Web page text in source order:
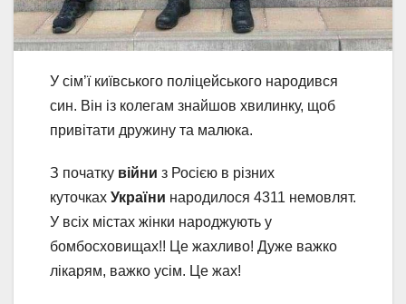
У сім’ї київського поліцейського народився
син. Він із колегам знайшов хвилинку, щоб
привітати дружину та малюка.
З початку війни з Росією в різних
куточках України народилося 4311 немовлят.
У всіх містах жінки народжують у
бомбосховищах!! Це жахливо! Дуже важко
лікарям, важко усім. Це жах!